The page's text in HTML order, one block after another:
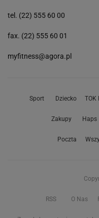
tel. (22) 555 60 00
fax. (22) 555 60 01
myfitness@agora.pl
Sport Dziecko TOK
Zakupy Haps
Poczta
RSS O Nas